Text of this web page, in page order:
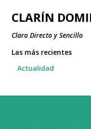
Ir al
CLARÍN
Claro Directo y Sencillo
Las más recientes
Actualidad